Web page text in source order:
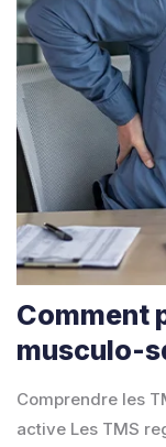
Comment
musculo-
Comprendre les
active Les TMS